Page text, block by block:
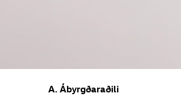
A. Ábyrgðaraðili